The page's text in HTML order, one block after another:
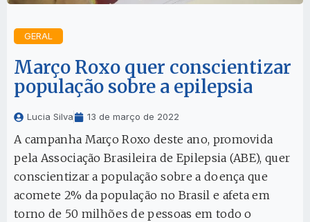
GERAL
Março Roxo quer conscientizar
população sobre a epilepsia
Lucia Silva 13 de março de 2022
A campanha Março Roxo deste ano, promovida
pela Associação Brasileira de Epilepsia (ABE), quer
conscientizar a população sobre a doença que
acomete 2% da população no Brasil e afeta em
torno de 50 milhões de pessoas em todo o